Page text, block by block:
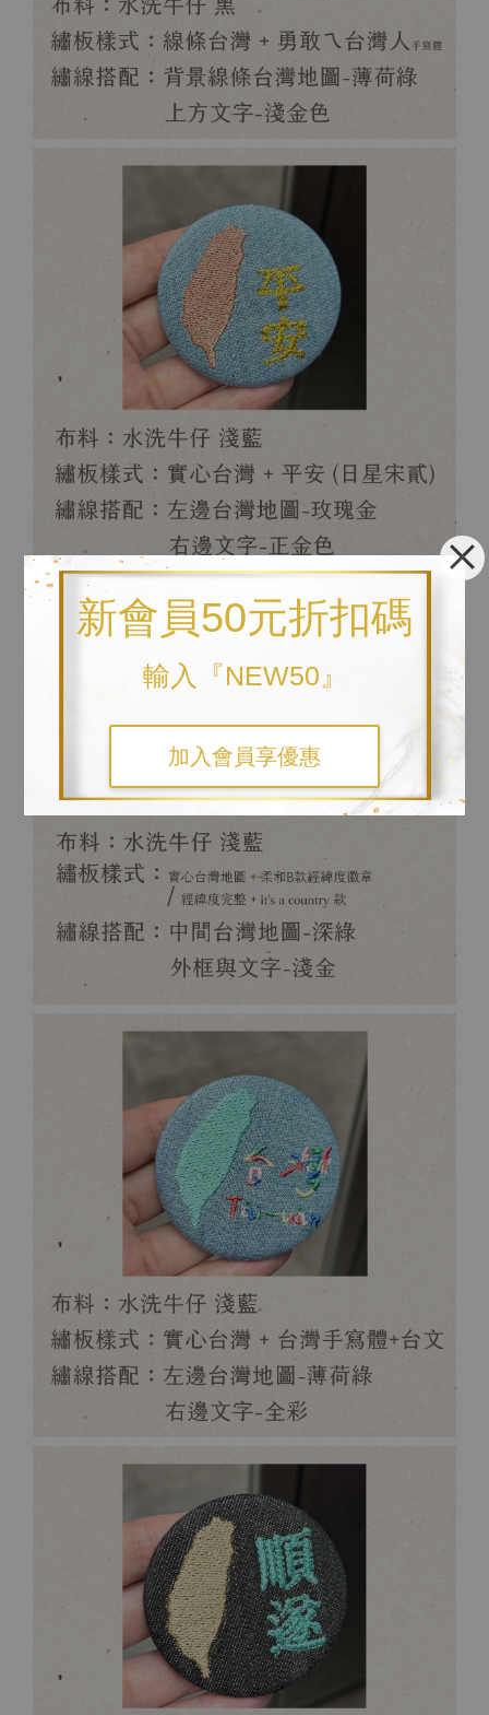
新會員50元折扣碼
輸入『NEW50』
加入會員享優惠